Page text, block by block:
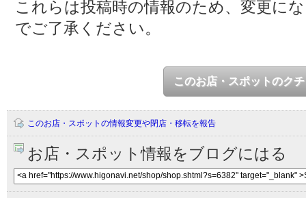
これらは投稿時の情報のため、変更に
でご了承ください。
このお店・スポットのク
このお店・スポットの情報変更や閉店・移転を報告
お店・スポット情報をブログにはる